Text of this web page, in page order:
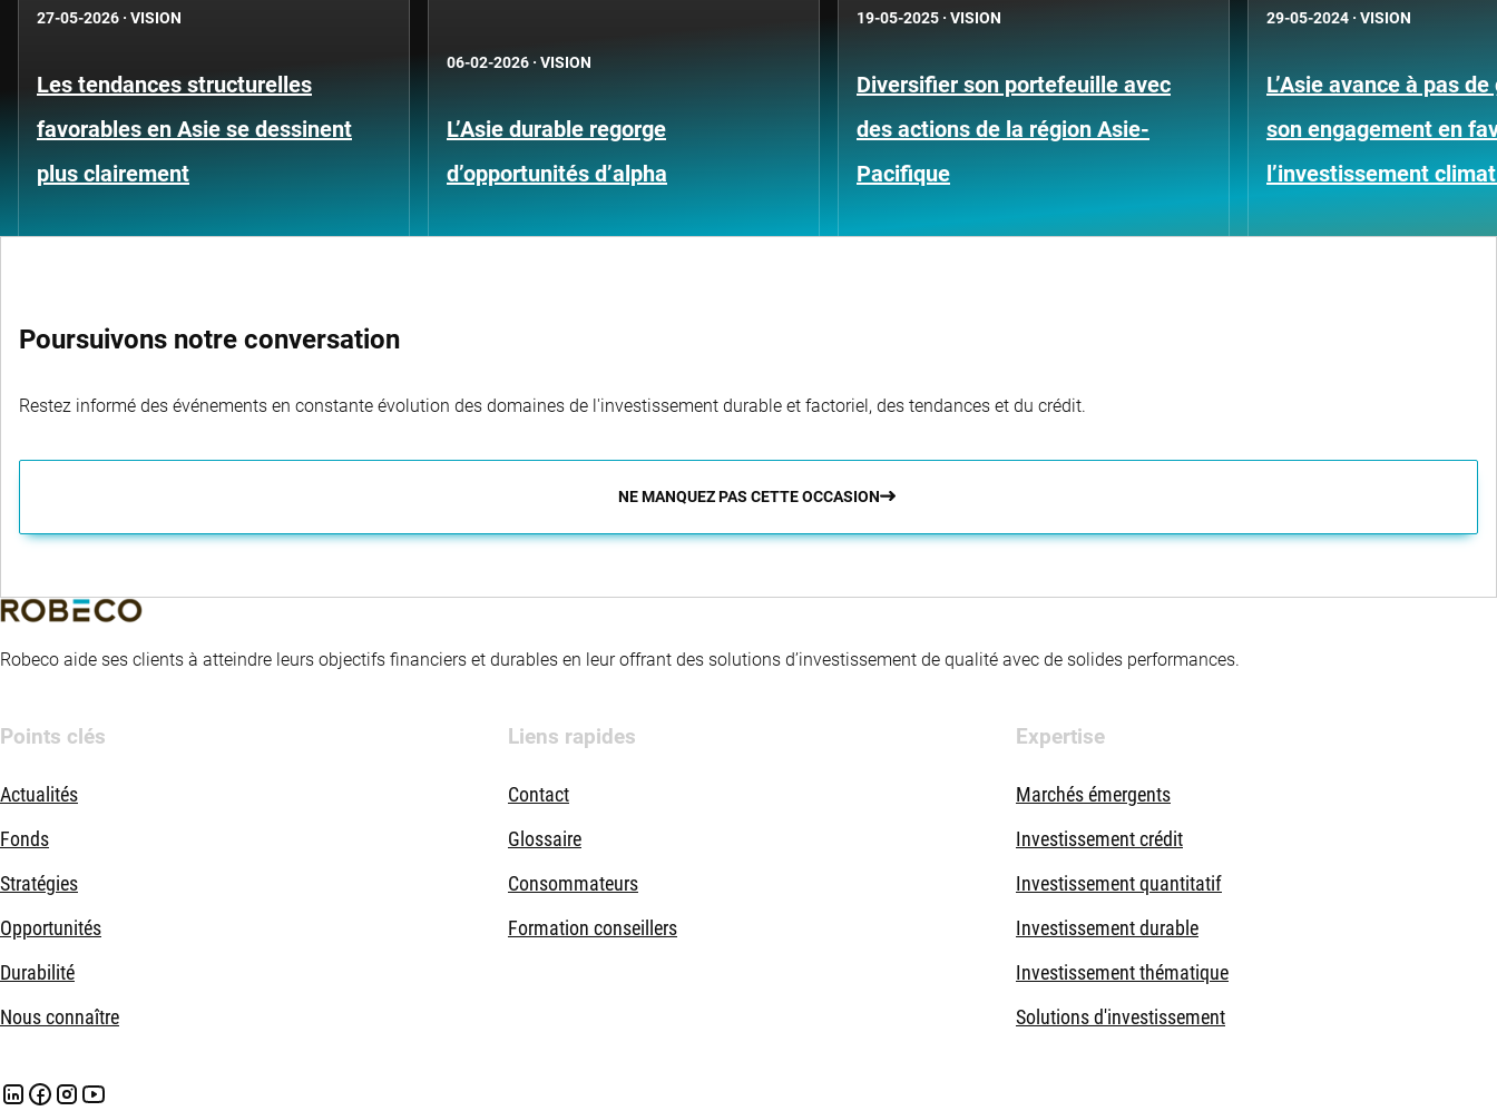
27-05-2026 · VISION
Les tendances structurelles
favorables en Asie se dessinent
plus clairement
06-02-2026 · VISION
L’Asie durable regorge
d’opportunités d’alpha
19-05-2025 · VISION
Diversifier son portefeuille avec
des actions de la région Asie-
Pacifique
29-05-2024 · VISION
L’Asie avance à pas
son engagement en
l’investissement
Poursuivons notre conversation
Restez informé des événements en constante évolution des domaines de l'investissement durable et factoriel, des tendances et du crédit.
NE MANQUEZ PAS CETTE OCCASION
Robeco aide ses clients à atteindre leurs objectifs financiers et durables en leur offrant des solutions d’investissement de qualité avec de solides performances.
Points clés
Actualités
Fonds
Stratégies
Opportunités
Durabilité
Nous connaître
Liens rapides
Contact
Glossaire
Consommateurs
Formation conseillers
Expertise
Marchés émergents
Investissement crédit
Investissement quantitatif
Investissement durable
Investissement thématique
Solutions d'investissement